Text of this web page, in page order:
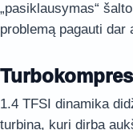
„pasiklausymas“
problemą pagauti
1.4 TFSI dinamika
turbina, kuri dirba